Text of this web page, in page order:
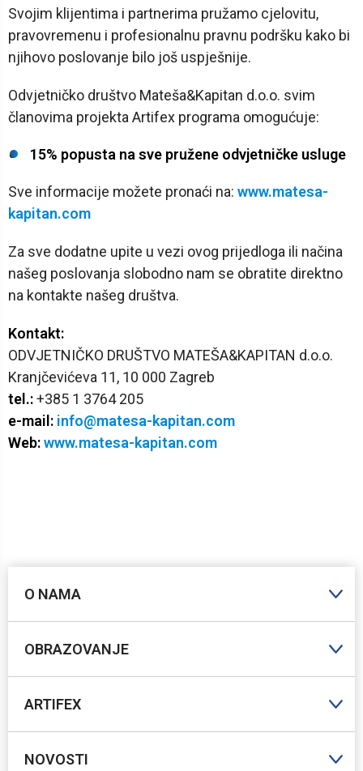
Svojim klijentima i partnerima pružamo cjelovitu,
pravovremenu i profesionalnu pravnu podršku kako bi
njihovo poslovanje bilo još uspješnije.
Odvjetničko društvo Mateša&Kapitan d.o.o. svim
članovima projekta Artifex programa omogućuje:
15% popusta na sve pružene odvjetničke usluge
Sve informacije možete pronaći na: www.matesa-
kapitan.com
Za sve dodatne upite u vezi ovog prijedloga ili načina
našeg poslovanja slobodno nam se obratite direktno
na kontakte našeg društva.
Kontakt:
ODVJETNIČKO DRUŠTVO MATEŠA&KAPITAN d.o.o.
Kranjčevićeva 11, 10 000 Zagreb
tel.:+385 1 3764 205
e-mail: info@matesa-kapitan.com
Web:www.matesa-kapitan.com
O NAMA
OBRAZOVANJE
ARTIFEX
NOVOSTI